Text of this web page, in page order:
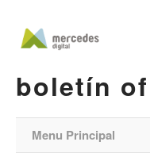
boletín
Menu Principal